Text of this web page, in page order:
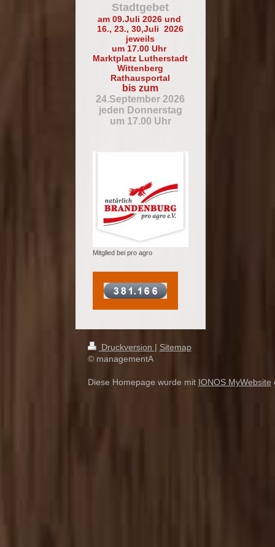
Stadtgebet
am 09.Juli 2026 und
16., 23., 30,Juli 2026
jeweils
um 17.00 Uhr
Marktplatz Lutherstadt
Wittenberg
Rathausportal
bis zum
24.September 2026
jeden Donnerstag
um 17.00 Uhr
Mitglied bei pro agro
Druckversion | Sitemap
© managementA
Diese Homepage wurde mit IONOS MyWebsite